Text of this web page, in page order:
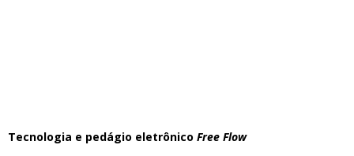
Tecnologia e pedágio eletrônico Free Flow